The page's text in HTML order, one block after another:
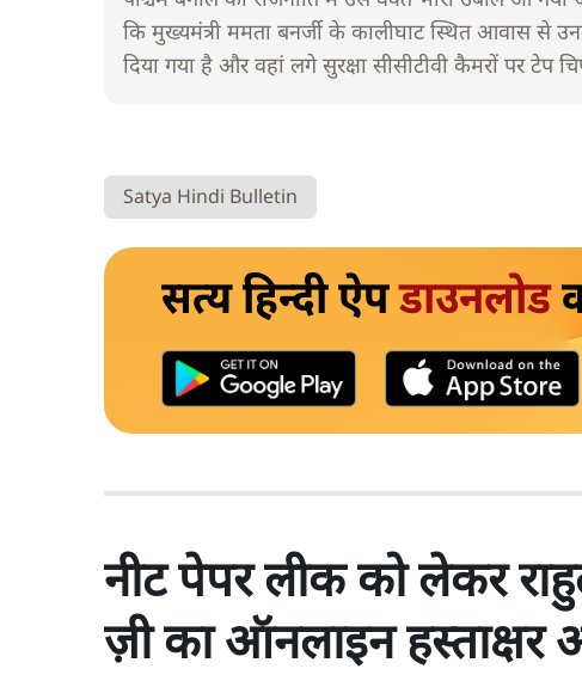
कि मुख्यमंत्री ममता बनर्जी के कालीघाट स्थित आवास से
दिया गया है और वहां लगे सुरक्षा सीसीटीवी कैमरों पर टेप
Satya Hindi Bulletin
सत्य हिन्दी ऐपडाउनलोड
नीट पेपर लीक को लेकर
ज़ी का ऑनलाइन हस्ताक्षर